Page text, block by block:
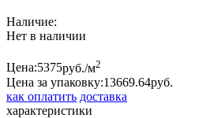
Наличие:
Нет в наличии
Цена:5375руб./м2
Цена за упаковку:13669.64руб.
как оплатить доставка
характеристики